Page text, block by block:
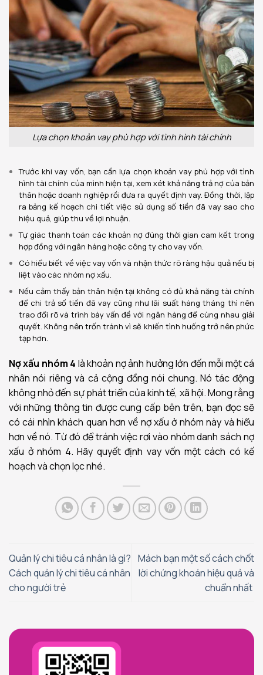
Lựa chọn khoản vay phù hợp với tình hình tài chính
Trước khi vay vốn, bạn cần lựa chọn khoản vay phù hợp với tình
hình tài chính của mình hiện tại, xem xét khả năng trả nợ của bản
thân hoặc doanh nghiệp rồi đưa ra quyết định vay. Đồng thời, lập
ra bảng kế hoạch chi tiết việc sử dụng số tiền đã vay sao cho
hiệu quả, giúp thu về lợi nhuận.
Tự giác thanh toán các khoản nợ đúng thời gian cam kết trong
hợp đồng với ngân hàng hoặc công ty cho vay vốn.
Có hiểu biết về việc vay vốn và nhận thức rõ ràng hậu quả nếu bị
liệt vào các nhóm nợ xấu.
Nếu cảm thấy bản thân hiện tại không có đủ khả năng tài chính
để chi trả số tiền đã vay cũng như lãi suất hàng tháng thì nên
trao đổi rõ và trình bày vấn đề với ngân hàng để cùng nhau giải
quyết. Không nên trốn tránh vì sẽ khiến tình huống trở nên phức
tạp hơn.
Nợ xấu nhóm 4 là khoản nợ ảnh hưởng lớn đến mỗi một cá
nhân nói riêng và cả cộng đồng nói chung. Nó tác động
không nhỏ đến sự phát triển của kinh tế, xã hội. Mong rằng
với những thông tin được cung cấp bên trên, bạn đọc sẽ
có cái nhìn khách quan hơn về nợ xấu ở nhóm này và hiểu
hơn về nó. Từ đó để tránh việc rơi vào nhóm danh sách nợ
xấu ở nhóm 4. Hãy quyết định vay vốn một cách có kế
hoạch và chọn lọc nhé.
Quản lý chi tiêu cá nhân là gì?
Cách quản lý chi tiêu cá nhân
cho người trẻ
Mách bạn một số cách chốt
lời chứng khoán hiệu quả và
chuẩn nhất